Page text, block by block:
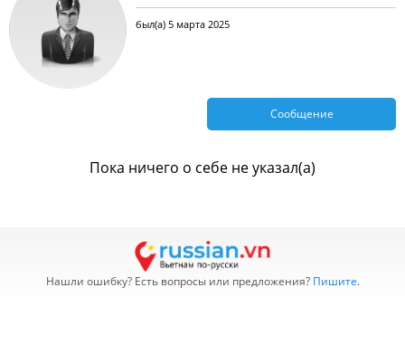
был(а) 5 марта 2025
Сообщение
Пока ничего о себе не указал(а)
Нашли ошибку? Есть вопросы или предложения? Пишите.